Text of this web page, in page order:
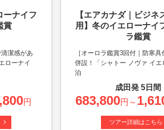
ーナイフ
賞
潔感があ
ローナイ
円
【エアカナダ｜ビジネ
用】冬のイエローナイ
ラ鑑賞
［オーロラ鑑賞3回付｜防寒
併設！「シャトー ノヴァ イエ
泊
成田発 5日間
683,800円～
ツアー詳細はこちら